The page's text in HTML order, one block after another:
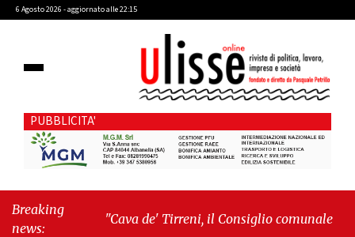
6 Agosto 2026 - aggiornato alle 22:15
PUBBLICITA'
Breaking
news:
"Cava de' Tirreni, il Consiglio comunale conferma